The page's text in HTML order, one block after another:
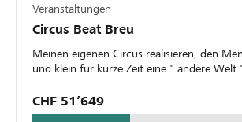
Veranstaltungen
Circus Beat Breu
Meinen eigenen Circus realisieren, den
und klein für kurze Zeit eine " andere Welt
CHF 51’649